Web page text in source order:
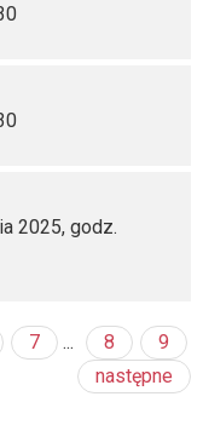
2025, godz.
7 ... 8
9
następne